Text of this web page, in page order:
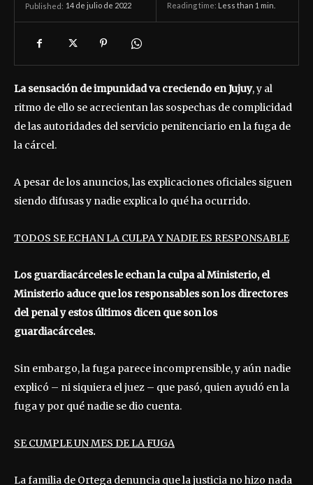
Published: 14 de julio de 2022 Reading time: Less than 1 min.
La sensación de impunidad va creciendo en Jujuy, y al
ritmo de ello se acrecientan las sospechas de complicidad
de las autoridades del servicio penitenciario en la fuga de
la cárcel.
A pesar de los anuncios, las explicaciones oficiales siguen
siendo difusas y nadie explica lo qué ha ocurrido.
TODOS SE ECHAN LA CULPA Y NADIE ES RESPONSABLE
Los guardiacárceles le echan la culpa al Ministerio, el
Ministerio aduce que los responsables son los directores
del penal y estos últimos dicen que son los
guardiacárceles.
Sin embargo, la fuga parece incomprensible, y aún nadie
explicó – ni siquiera el juez – que pasó, quien ayudó en la
fuga y por qué nadie se dio cuenta.
SE CUMPLE UN MES DE LA FUGA
La familia de Ortega denuncia que la justicia no hizo nada